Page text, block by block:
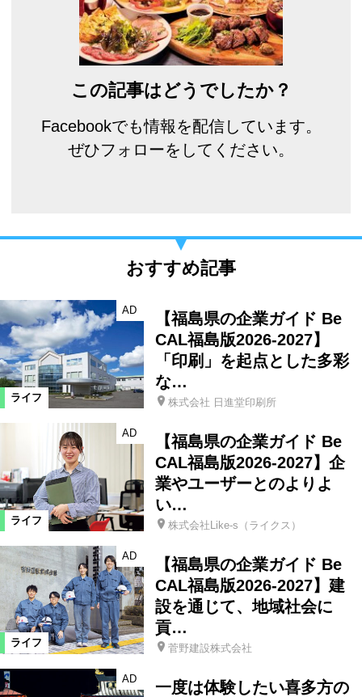
この記事はどうでしたか？
Facebookでも情報を配信しています。
ぜひフォローをしてください。
おすすめ記事
ライフ
AD
【福島県の企業ガイド Be
CAL福島版2026-2027】
「印刷」を起点とした多彩
な…
株式会社 日進堂印刷所
ライフ
AD
【福島県の企業ガイド Be
CAL福島版2026-2027】企
業やユーザーとのよりよ
い…
株式会社Like-s（ライクス）
ライフ
AD
【福島県の企業ガイド Be
CAL福島版2026-2027】建
設を通じて、地域社会に
貢…
菅野建設株式会社
AD
一度は体験したい喜多方の